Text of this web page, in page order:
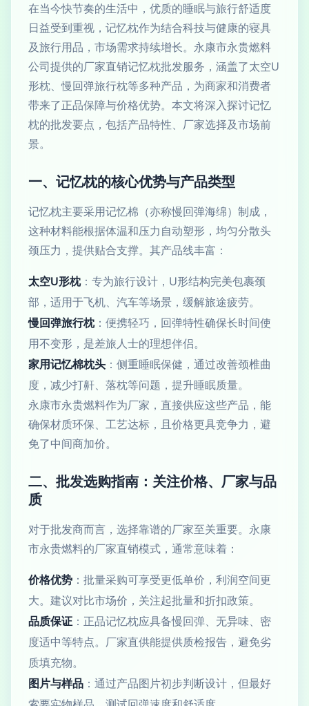
在当今快节奏的生活中，优质的睡眠与旅行舒适度
日益受到重视，记忆枕作为结合科技与健康的寝具
及旅行用品，市场需求持续增长。永康市永贵燃料
公司提供的厂家直销记忆枕批发服务，涵盖了太空U
形枕、慢回弹旅行枕等多种产品，为商家和消费者
带来了正品保障与价格优势。本文将深入探讨记忆
枕的批发要点，包括产品特性、厂家选择及市场前
景。
一、记忆枕的核心优势与产品类型
记忆枕主要采用记忆棉（亦称慢回弹海绵）制成，
这种材料能根据体温和压力自动塑形，均匀分散头
颈压力，提供贴合支撑。其产品线丰富：
太空U形枕：专为旅行设计，U形结构完美包裹颈
部，适用于飞机、汽车等场景，缓解旅途疲劳。
慢回弹旅行枕：便携轻巧，回弹特性确保长时间使
用不变形，是差旅人士的理想伴侣。
家用记忆棉枕头 ：侧重睡眠保健，通过改善颈椎曲
度，减少打鼾、落枕等问题，提升睡眠质量。
永康市永贵燃料作为厂家，直接供应这些产品，能
确保材质环保、工艺达标，且价格更具竞争力，避
免了中间商加价。
二、批发选购指南：关注价格、厂家与品
质
对于批发商而言，选择靠谱的厂家至关重要。永康
市永贵燃料的厂家直销模式，通常意味着：
价格优势 ：批量采购可享受更低单价，利润空间更
大。建议对比市场价，关注起批量和折扣政策。
品质保证 ：正品记忆枕应具备慢回弹、无异味、密
度适中等特点。厂家直供能提供质检报告，避免劣
质填充物。
图片与样品 ：通过产品图片初步判断设计，但最好